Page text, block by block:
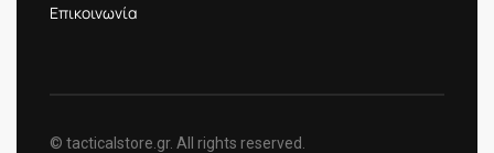
Επικοινωνία
© tacticalstore.gr. All rights reserved.